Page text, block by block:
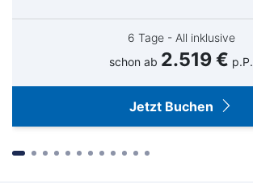
6 Tage - All inklusive
schon ab 2.519 € p.P.
Jetzt Buchen